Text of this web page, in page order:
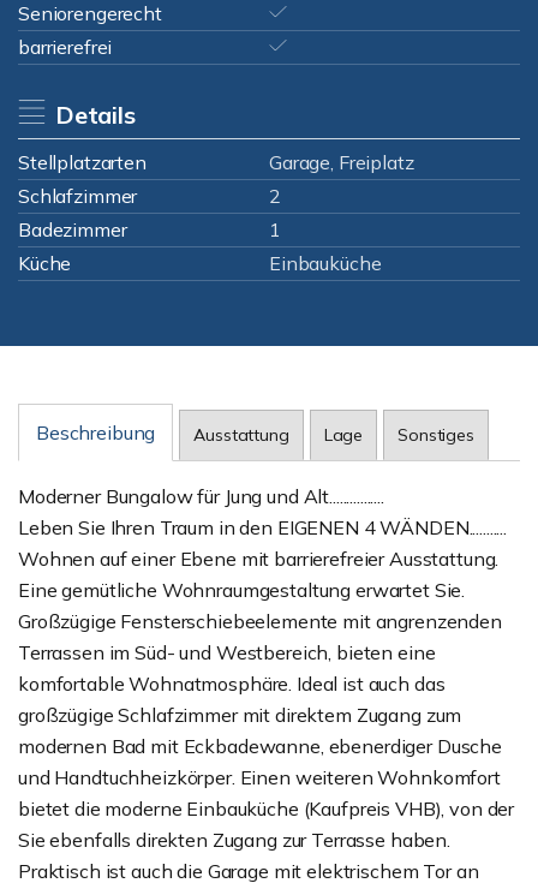
Seniorengerecht
barrierefrei
Details
Stellplatzarten
Garage, Freiplatz
Schlafzimmer
2
Badezimmer
1
Küche
Einbauküche
Beschreibung Ausstattung Lage Sonstiges
Moderner Bungalow für Jung und Alt................
Leben Sie Ihren Traum in den EIGENEN 4 WÄNDEN...........
Wohnen auf einer Ebene mit barrierefreier Ausstattung.
Eine gemütliche Wohnraumgestaltung erwartet Sie.
Großzügige Fensterschiebeelemente mit angrenzenden
Terrassen im Süd- und Westbereich, bieten eine
komfortable Wohnatmosphäre. Ideal ist auch das
großzügige Schlafzimmer mit direktem Zugang zum
modernen Bad mit Eckbadewanne, ebenerdiger Dusche
und Handtuchheizkörper. Einen weiteren Wohnkomfort
bietet die moderne Einbauküche (Kaufpreis VHB), von der
Sie ebenfalls direkten Zugang zur Terrasse haben.
Praktisch ist auch die Garage mit elektrischem Tor an